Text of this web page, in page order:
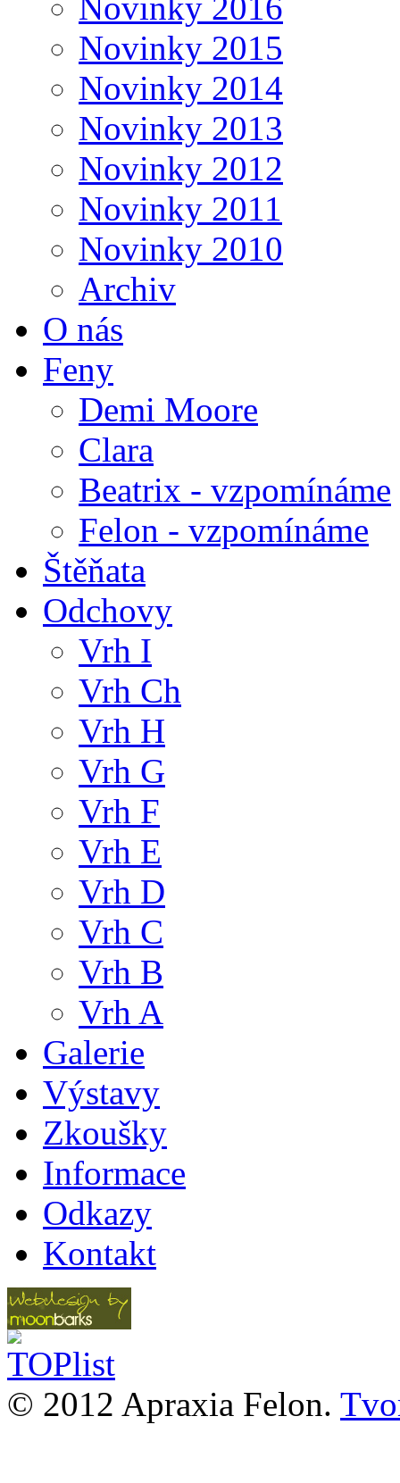
Novinky 2015
Novinky 2014
Novinky 2013
Novinky 2012
Novinky 2011
Novinky 2010
Archiv
O nás
Feny
Demi Moore
Clara
Beatrix - vzpomínáme
Felon - vzpomínáme
Štěňata
Odchovy
Vrh I
Vrh Ch
Vrh H
Vrh G
Vrh F
Vrh E
Vrh D
Vrh C
Vrh B
Vrh A
Galerie
Výstavy
Zkoušky
Informace
Odkazy
Kontakt
© 2012 Apraxia Felon.